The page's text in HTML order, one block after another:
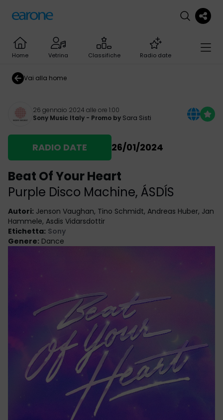
Home Vetrina Classifiche Radio date
Vai alla home
26 gennaio 2024 alle ore 1:00
Sony Music Italy - Promo by Sara Sisti
RADIO DATE 26/01/2024
Beat Of Your Heart
Purple Disco Machine, ÁSDÍS
Autori: Jenson Vaughan, Tino Schmidt, Andreas Huber, Jan
Hammele, Asdis Vidarsdottir
Etichetta: Sony
Genere: Dance